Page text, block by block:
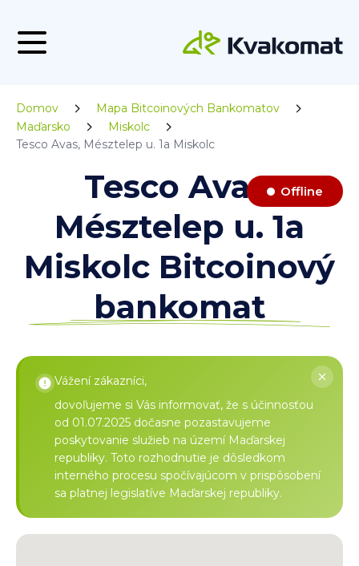
Domov
Mapa Bitcoinových Bankomatov
Maďarsko
Miskolc
Tesco Avas, Mésztelep u. 1a Miskolc
Tesco Avas,
Mésztelep u. 1a
Miskolc Bitcoinový
bankomat
Offline
Vážení zákazníci,
dovoľujeme si Vás informovať, že s účinnosťou
od 01.07.2025 dočasne pozastavujeme
poskytovanie služieb na území Maďarskej
republiky. Toto rozhodnutie je dôsledkom
interného procesu spočívajúcom v prispôsobení
sa platnej legislatíve Maďarskej republiky.